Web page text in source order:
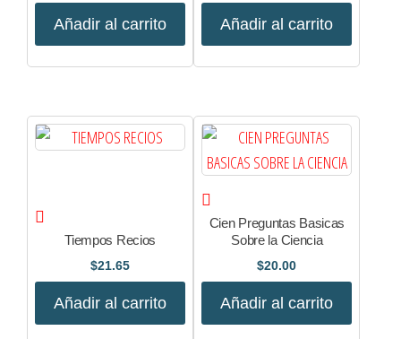
Añadir al carrito Añadir al carrito
Tiempos Recios
$21.65
Añadir al carrito
Cien Preguntas Basicas
Sobre la Ciencia
$20.00
Añadir al carrito